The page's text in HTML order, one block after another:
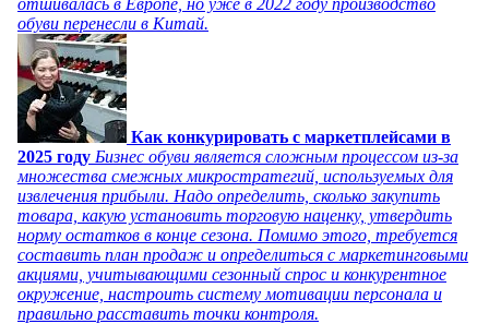
отшивалась в Европе, но уже в 2022 году производство
обуви перенесли в Китай.
Как конкурировать с маркетплейсами в
2025 году Бизнес обуви является сложным процессом из-за
множества смежных микростратегий, используемых для
извлечения прибыли. Надо определить, сколько закупить
товара, какую установить торговую наценку, утвердить
норму остатков в конце сезона. Помимо этого, требуется
составить план продаж и определиться с маркетинговыми
акциями, учитывающими сезонный спрос и конкурентное
окружение, настроить систему мотивации персонала и
правильно расставить точки контроля.